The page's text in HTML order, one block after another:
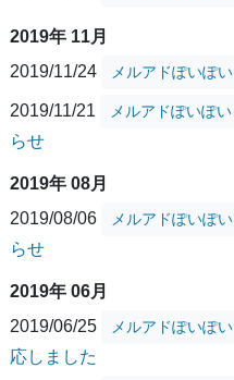
2019年 11月
2019/11/24
メルアドぽいぽい
2019/11/21 メルアドぽいぽい
らせ
2019年 08月
2019/08/06
メルアドぽいぽい
らせ
2019年 06月
2019/06/25
メルアドぽいぽい
応しました